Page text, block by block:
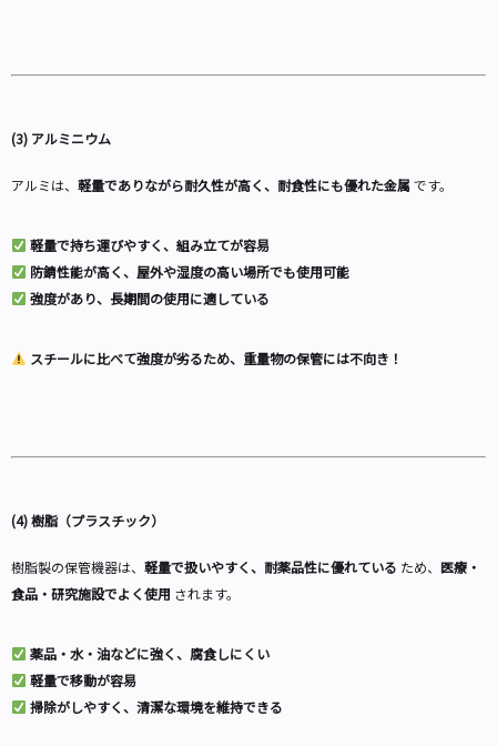
(3) アルミニウム
アルミは、 軽量でありながら耐久性が高く、耐食性にも優れた金属 です。
軽量で持ち運びやすく、組み立てが容易
防錆性能が高く、屋外や湿度の高い場所でも使用可能
強度があり、長期間の使用に適している
スチールに比べて強度が劣るため、重量物の保管には不向き！
(4) 樹脂（プラスチック）
樹脂製の保管機器は、 軽量で扱いやすく、耐薬品性に優れている ため、 医療・
食品・研究施設でよく使用 されます。
薬品・水・油などに強く、腐食しにくい
軽量で移動が容易
掃除がしやすく、清潔な環境を維持できる